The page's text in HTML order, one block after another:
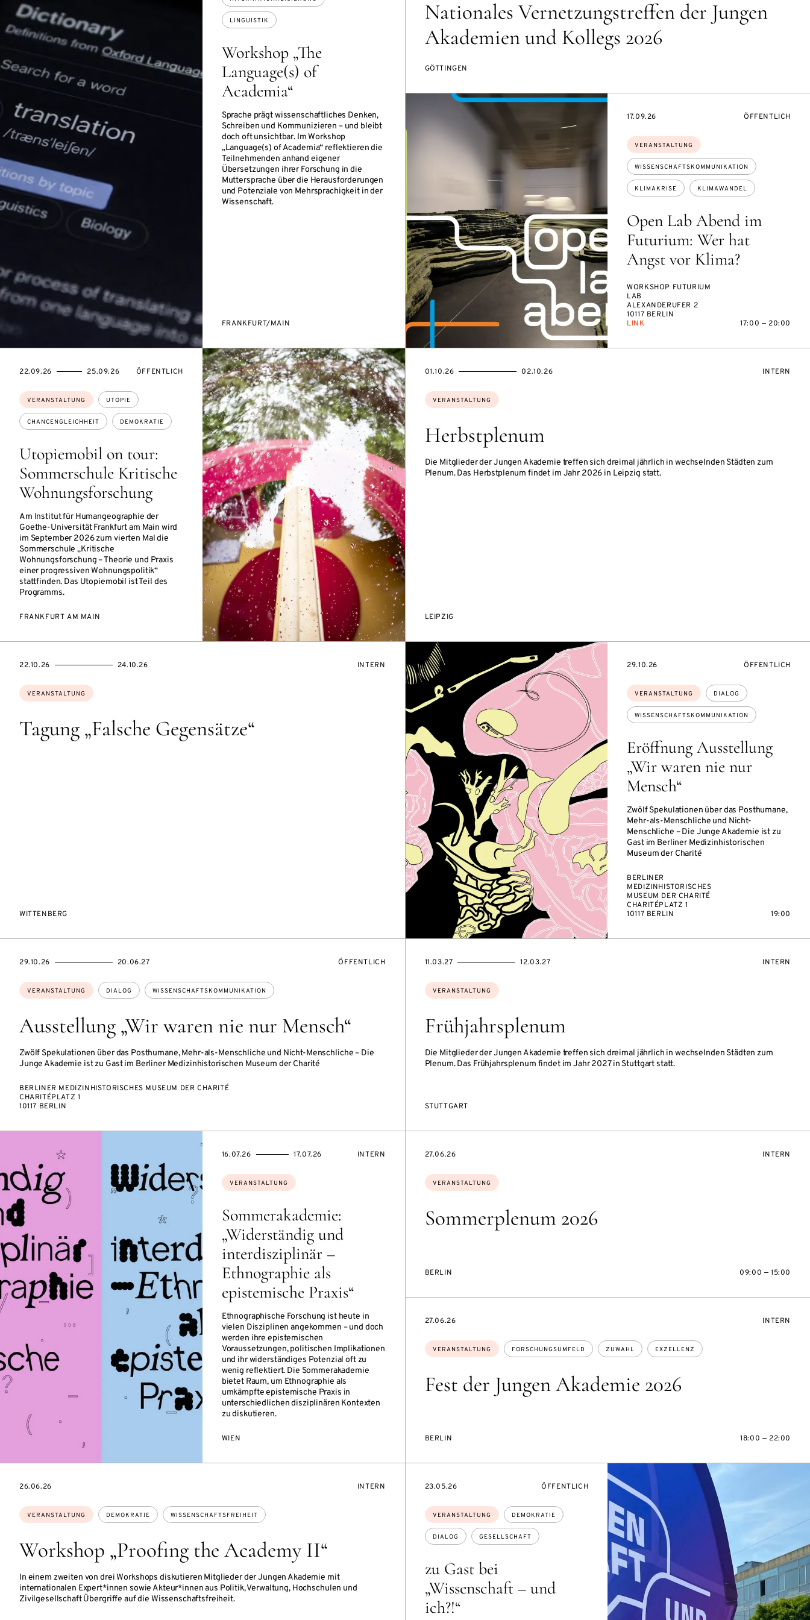
Workshop „The
Language(s) of
Academia“
Sprache prägt wissenschaftliches Denken,
Schreiben und Kommunizieren – und bleibt
doch oft unsichtbar. Im Workshop
„Language(s) of Academia“ reflektieren die
Teilnehmenden anhand eigener
Übersetzungen ihrer Forschung in die
Muttersprache über die Herausforderungen
und Potenziale von Mehrsprachigkeit in der
Wissenschaft.
LINGUISTIK
FRANKFURT/MAIN
Nationales Vernetzungstreffen der Jungen
Akademien und Kollegs 2026
GÖTTINGEN
Open Lab Abend im
Futurium: Wer hat
Angst vor Klima?
Themen:
VERANSTALTUNG
WISSENSCHAFTSKOMMUNIKATION
KLIMAKRISE KLIMAWANDEL
EVENTBEGINSON
17.09.26 ÖFFENTLICH
WORKSHOP FUTURIUM
LAB
ALEXANDERUFER 2
10117 BERLIN
LINK
17:00 — 20:00
Utopiemobil on tour:
Sommerschule Kritische
Wohnungsforschung
Am Institut für Humangeographie der
Goethe-Universität Frankfurt am Main wird
im September 2026 zum vierten Mal die
Sommerschule „Kritische
Wohnungsforschung – Theorie und Praxis
einer progressiven Wohnungspolitik“
stattfinden. Das Utopiemobil ist Teil des
Programms.
Themen:
VERANSTALTUNG UTOPIE
CHANCENGLEICHHEIT DEMOKRATIE
EVENTBEGINSON
22.09.26
EVENTENDSON 25.09.26 VERANSTALTUNGSZUGANG:
ÖFFENTLICH
FRANKFURT AM MAIN
Herbstplenum
Die Mitglieder der Jungen Akademie treffen sich dreimal jährlich in wechselnden Städten zum
Plenum. Das Herbstplenum findet im Jahr 2026 in Leipzig statt.
Themen:
VERANSTALTUNG
EVENTBEGINSON
01.10.26
EVENTENDSON 02.10.26 INTERN
LEIPZIG
Tagung „Falsche Gegensätze“
Themen:
VERANSTALTUNG
EVENTBEGINSON
22.10.26
EVENTENDSON 24.10.26 VERANSTALTUNGSZUGANG:
INTERN
WITTENBERG
Eröffnung Ausstellung
„Wir waren nie nur
Mensch“
Zwölf Spekulationen über das Posthumane,
Mehr-als-Menschliche und Nicht-
Menschliche – Die Junge Akademie ist zu
Gast im Berliner Medizinhistorischen
Museum der Charité
Themen:
VERANSTALTUNG DIALOG
WISSENSCHAFTSKOMMUNIKATION
EVENTBEGINSON
29.10.26 ÖFFENTLICH
BERLINER
MEDIZINHISTORISCHES
MUSEUM DER CHARITÉ
CHARITÉPLATZ 1
10117 BERLIN
19:00
Ausstellung „Wir waren nie nur Mensch“
Zwölf Spekulationen über das Posthumane, Mehr-als-Menschliche und Nicht-Menschliche – Die
Junge Akademie ist zu Gast im Berliner Medizinhistorischen Museum der Charité
Themen:
VERANSTALTUNG DIALOG WISSENSCHAFTSKOMMUNIKATION
EVENTBEGINSON
29.10.26
EVENTENDSON 20.06.27 VERANSTALTUNGSZUGANG:
ÖFFENTLICH
BERLINER MEDIZINHISTORISCHES MUSEUM DER CHARITÉ
CHARITÉPLATZ 1
10117 BERLIN
Frühjahrsplenum
Die Mitglieder der Jungen Akademie treffen sich dreimal jährlich in wechselnden Städten zum
Plenum. Das Frühjahrsplenum findet im Jahr 2027 in Stuttgart statt.
Themen:
VERANSTALTUNG
EVENTBEGINSON
11.03.27
EVENTENDSON 12.03.27 INTERN
STUTTGART
Sommerakademie:
„Widerständig und
interdisziplinär –
Ethnographie als
epistemische Praxis“
Ethnographische Forschung ist heute in
vielen Disziplinen angekommen – und doch
werden ihre epistemischen
Voraussetzungen, politischen Implikationen
und ihr widerständiges Potenzial oft zu
wenig reflektiert. Die Sommerakademie
bietet Raum, um Ethnographie als
umkämpfte epistemische Praxis in
unterschiedlichen disziplinären Kontexten
zu diskutieren.
Themen:
VERANSTALTUNG
EVENTBEGINSON
16.07.26
EVENTENDSON 17.07.26 VERANSTALTUNGSZUGANG:
INTERN
WIEN
Sommerplenum 2026
Themen:
VERANSTALTUNG
EVENTBEGINSON
27.06.26 INTERN
BERLIN 09:00 — 15:00
Fest der Jungen Akademie 2026
Themen:
VERANSTALTUNG FORSCHUNGSUMFELD ZUWAHL EXZELLENZ
EVENTBEGINSON
27.06.26 INTERN
BERLIN 18:00 — 22:00
Workshop „Proofing the Academy II“
In einem zweiten von drei Workshops diskutieren Mitglieder der Jungen Akademie mit
internationalen Expert*innen sowie Akteur*innen aus Politik, Verwaltung, Hochschulen und
Zivilgesellschaft Übergriffe auf die Wissenschaftsfreiheit.
Themen:
VERANSTALTUNG DEMOKRATIE WISSENSCHAFTSFREIHEIT
EVENTBEGINSON
26.06.26 VERANSTALTUNGSZUGANG:
INTERN
zu Gast bei
„Wissenschaft – und
ich?!“
Themen:
VERANSTALTUNG DEMOKRATIE
DIALOG GESELLSCHAFT
EVENTBEGINSON
23.05.26 VERANSTALTUNGSZUGANG:
ÖFFENTLICH